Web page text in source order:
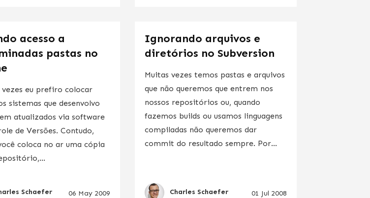
acesso a
pastas no
vezes eu prefiro colocar
sistemas que desenvolvo
atualizados via software
de Versões. Contudo,
coloca no ar uma cópia
Schaefer 06 May 2009
Ignorando arquivos e
diretórios no Subversion
Muitas vezes temos pastas e arquivos
que não queremos que entrem nos
nossos repositórios ou, quando
fazemos builds ou usamos linguagens
compiladas não queremos dar
commit do resultado sempre. Por...
Charles Schaefer 01 Jul 2008